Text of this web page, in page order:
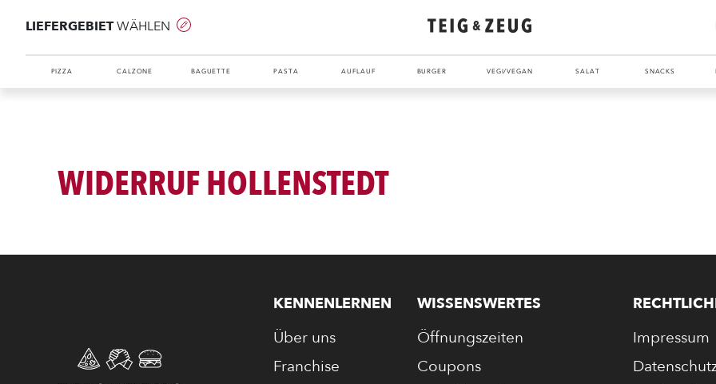
LIEFERGEBIETWÄHLEN
PIZZA CALZONE BAGUETTE PASTA AUFLAUF BURGER VEGI/VEGAN SALAT SNACKS
ENTDECKE UNSER ZEUG
WIDERRUF HOLLENSTEDT
KENNENLERNEN
Über uns
Franchise
WISSENSWERTES
Öffnungszeiten
Coupons
Impressum